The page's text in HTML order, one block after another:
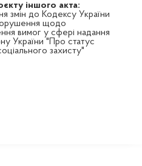
іншого акта:
змін до Кодексу України
щодо
вимог у сфері надання
України "Про статус
захисту"